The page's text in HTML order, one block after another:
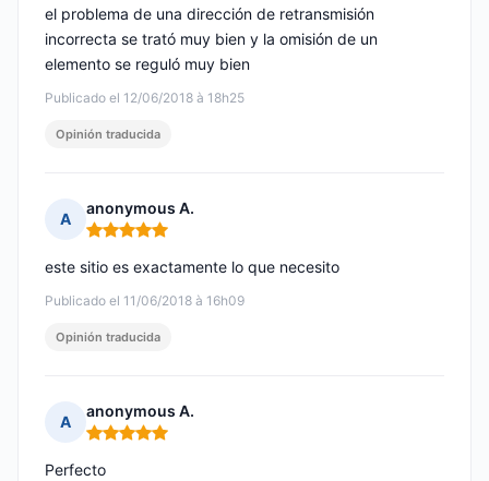
Publicado el 12/06/2018 à 18h25
el problema de una dirección de retransmisión
incorrecta se trató muy bien y la omisión de un
elemento se reguló muy bien
Opinión traducida
A
anonymous A.
Nota: 5 de 5
Publicado el 11/06/2018 à 16h09
este sitio es exactamente lo que necesito
Opinión traducida
A
anonymous A.
Nota: 5 de 5
Perfecto